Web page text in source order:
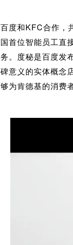
百度和KFC合作，
国首位智能员工直
务。度秘是百度发
碑意义的实体概念
够为肯德基的消费